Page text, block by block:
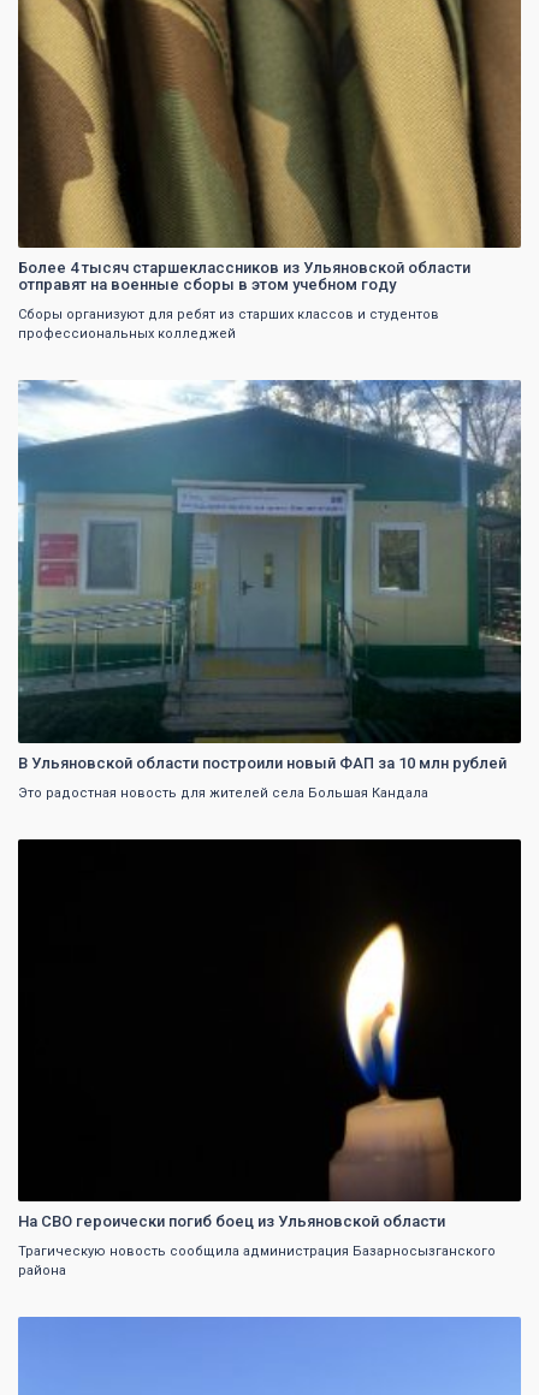
Более 4 тысяч старшеклассников из Ульяновской области
отправят на военные сборы в этом учебном году
Сборы организуют для ребят из старших классов и студентов
профессиональных колледжей
0
В Ульяновской области построили новый ФАП за 10 млн рублей
Это радостная новость для жителей села Большая Кандала
На СВО героически погиб боец из Ульяновской области
Трагическую новость сообщила администрация Базарносызганского
района